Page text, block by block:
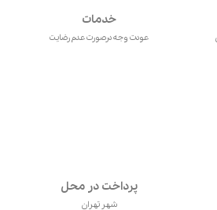
خدمات
عودت وجه درصورت عدم رضایت
پرداخت در محل
شهر تهران